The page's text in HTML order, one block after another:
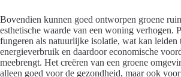
Bovendien kunnen goed ontworpen groene
esthetische waarde van een woning verhogen.
fungeren als natuurlijke isolatie, wat kan leiden
energieverbruik en daardoor economische
meebrengt. Het creëren van een groene
alleen goed voor de gezondheid, maar ook